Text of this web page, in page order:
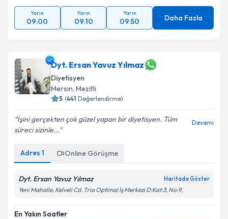
Yarın
09:00
Yarın
09:10
Yarın
09:50 Daha Fazla
Dyt. Ersan Yavuz Yılmaz
Diyetisyen
Mersin, Mezitli
5 (441 Değerlendirme)
İşini gerçekten çok güzel yapan bir diyetisyen. Tüm
süreci sizinle...
Devamı
Adres 1 Online Görüşme
Dyt. Ersan Yavuz Yılmaz Haritada Göster
Yeni Mahalle, Kelveli Cd. Tria Optimal İş Merkezi D:Kat:3, No:9,
En Yakın Saatler